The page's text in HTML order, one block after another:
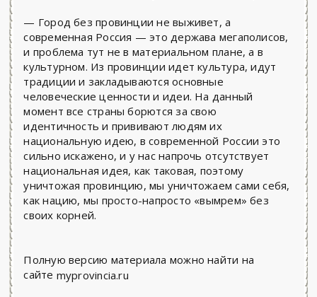
— Город без провинции не выживет, а
современная Россия — это держава мегаполисов,
и проблема тут не в материальном плане, а в
культурном. Из провинции идет культура, идут
традиции и закладываются основные
человеческие ценности и идеи. На данный
момент все страны борются за свою
идентичность и прививают людям их
национальную идею, в современной России это
сильно искажено, и у нас напрочь отсутствует
национальная идея, как таковая, поэтому
уничтожая провинцию, мы уничтожаем сами себя,
как нацию, мы просто-напросто «вымрем» без
своих корней.
Полную версию материала можно найти на
сайте myprovincia.ru